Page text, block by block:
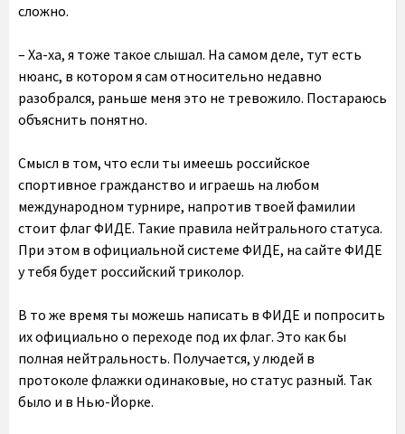
сложно.
– Ха-ха, я тоже такое слышал. На самом деле, тут есть
нюанс, в котором я сам относительно недавно
разобрался, раньше меня это не тревожило. Постараюсь
объяснить понятно.
Смысл в том, что если ты имеешь российское
спортивное гражданство и играешь на любом
международном турнире, напротив твоей фамилии
стоит флаг ФИДЕ. Такие правила нейтрального статуса.
При этом в официальной системе ФИДЕ, на сайте ФИДЕ
у тебя будет российский триколор.
В то же время ты можешь написать в ФИДЕ и попросить
их официально о переходе под их флаг. Это как бы
полная нейтральность. Получается, у людей в
протоколе флажки одинаковые, но статус разный. Так
было и в Нью-Йорке.